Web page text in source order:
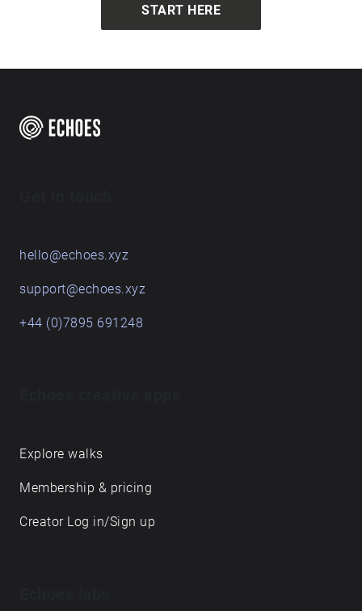
START HERE
hello@echoes.xyz
support@echoes.xyz
+44 (0)7895 691248
Explore walks
Membership & pricing
Creator Log in/Sign up